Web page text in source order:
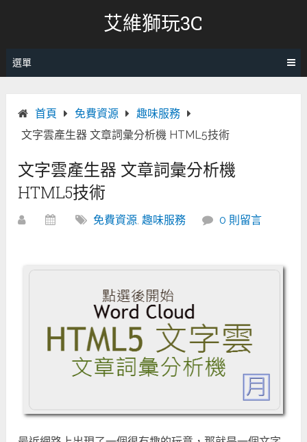
艾維獅玩3C
選單
首頁 免費資源
趣味服務
文字雲產生器 文章詞彙分析機 HTML5技術
文字雲產生器 文章詞彙分析機
HTML5技術
免費資源,趣味服務 0 則留言